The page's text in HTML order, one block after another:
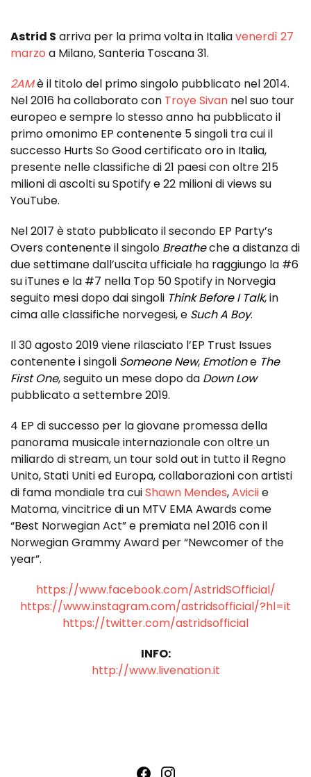
Astrid S arriva per la prima volta in Italiavenerdì 27
marzo a Milano, Santeria Toscana 31.
2AMè il titolo del primo singolo pubblicato nel 2014.
Nel 2016 ha collaborato con Troye Sivan nel suo tour
europeo e sempre lo stesso anno ha pubblicato il
primo omonimo EP contenente 5 singoli tra cui il
successo Hurts So Good certificato oro in Italia,
presente nelle classifiche di 21 paesi con oltre 215
milioni di ascolti su Spotify e 22 milioni di views su
YouTube.
Nel 2017 è stato pubblicato il secondo EP Party’s
Overs contenente il singolo Breatheche a distanza di
due settimane dall’uscita ufficiale ha raggiungo la #6
su iTunes e la #7 nella Top 50 Spotify in Norvegia
seguito mesi dopo dai singoli Think Before I Talk, in
cima alle classifiche norvegesi, e Such A Boy.
Il 30 agosto 2019 viene rilasciato l’EP Trust Issues
contenente i singoli Someone New, Emotione The
First One, seguito un mese dopo da Down Low
pubblicato a settembre 2019.
4 EP di successo per la giovane promessa della
panorama musicale internazionale con oltre un
miliardo di stream, un tour sold out in tutto il Regno
Unito, Stati Uniti ed Europa, collaborazioni con artisti
di fama mondiale tra cuiShawn Mendes,Aviciie
Matoma, vincitrice di un MTV EMA Awards come
“Best Norwegian Act” e premiata nel 2016 con il
Norwegian Grammy Award per “Newcomer of the
year”.
https://www.facebook.com/AstridSOfficial/
https://www.instagram.com/astridsofficial/?hl=it
https://twitter.com/astridsofficial
INFO:
http://www.livenation.it